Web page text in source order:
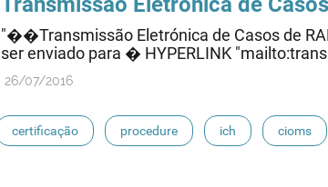
"��Transmissão Eletrónica de Casos de
ser enviado para � HYPERLINK
26/07/2016
certificação procedure ich cioms